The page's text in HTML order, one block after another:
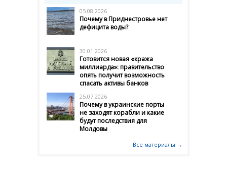
05.08.2026
Почему в Приднестровье нет
дефицита воды?
30.01.2026
Готовится новая «кража
миллиарда»: правительство
опять получит возможность
спасать активы банков
25.07.2026
Почему в украинские порты
не заходят корабли и какие
будут последствия для
Молдовы
Все материалы →